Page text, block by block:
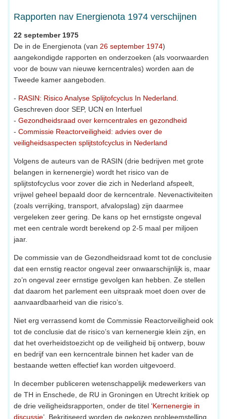
Rapporten nav Energienota 1974 verschijnen
22 september 1975
De in de Energienota (van 26 september 1974)
aangekondigde rapporten en onderzoeken (als voorwaarden
voor de bouw van nieuwe kerncentrales) worden aan de
Tweede kamer aangeboden.
- RASIN: Risico Analyse Splijtofcyclus In Nederland
Geschreven door SEP, UCN en Interfuel
- Gezondheidsraad over kerncentrales en gezondheid
- Commissie Reactorveiligheid: advies over de
veiligheidsaspecten splijtstofcyclus in Nederland
Volgens de auteurs van de RASIN (drie bedrijven met grote
belangen in kernenergie) wordt het risico van de
splijtstofcyclus voor zover die zich in Nederland afspeelt,
vrijwel geheel bepaald door de kerncentrale. Nevenactiviteiten
(zoals verrijking, transport, afvalopslag) zijn daarmee
vergeleken zeer gering. De kans op het ernstigste ongeval
met een centrale wordt berekend op 2-5 maal per miljoen
jaar.
De commissie van de Gezondheidsraad komt tot de conclusie
dat een ernstig reactor ongeval zeer onwaarschijnlijk is, maar
zo’n ongeval zeer ernstige gevolgen kan hebben. Ze stellen
dat daarom het parlement een uitspraak moet doen over de
aanvaardbaarheid van die risico’s.
Niet erg verrassend komt de Commissie Reactorveiligheid ook
tot de conclusie dat de risico’s van kernenergie klein zijn, en
dat het overheidstoezicht op de veiligheid bij ontwerp, bouw
en bedrijf van een kerncentrale binnen het kader van de
bestaande wetten effectief kan worden uitgevoerd.
In december publiceren wetenschappelijk medewerkers van
de TH in Enschede, de RU in Groningen en Utrecht kritiek op
de drie veiligheidsrapporten, onder de titel ‘Kernenergie in
discussie’. Bekritiseerd worden de gekozen probleemstelling,